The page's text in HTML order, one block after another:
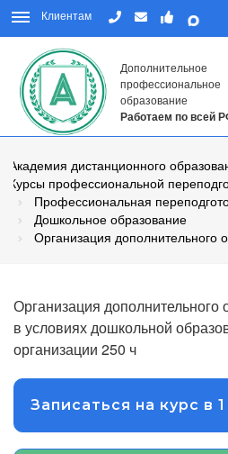
Клиентам
Дополнительное
профессиональное
образование
Работаем по всей
Академия дистанционного
Курсы профессиональной
Профессиональная
Дошкольное образование
Организация дополнительного
Организация дополнительного
в условиях дошкольной
организации 250 ч
Записаться на курс в